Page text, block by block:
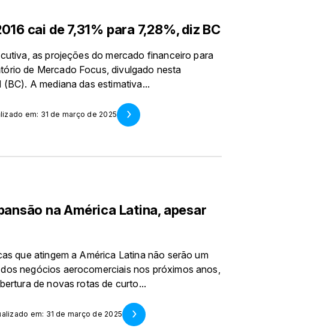
cai de 7,31% para 7,28%, diz BC
as projeções do mercado financeiro para
de Mercado Focus, divulgado nesta
A mediana das estimativa...
em: 31 de março de 2025
na América Latina, apesar
que atingem a América Latina não serão um
negócios aerocomerciais nos próximos anos,
de novas rotas de curto...
em: 31 de março de 2025